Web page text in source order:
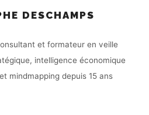
DESCHAMPS
et formateur en veille
intelligence économique
et mindmapping depuis 15 ans